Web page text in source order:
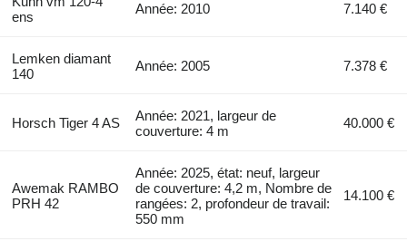
ens
Année: 2010 7.140 €
Lemken diamant
140
Année: 2005 7.378 €
Horsch Tiger 4 AS
Année: 2021, largeur de
couverture: 4 m
40.000 €
Awemak RAMBO
PRH 42
Année: 2025, état: neuf, largeur
de couverture: 4,2 m, Nombre de
rangées: 2, profondeur de travail:
550 mm
14.100 €